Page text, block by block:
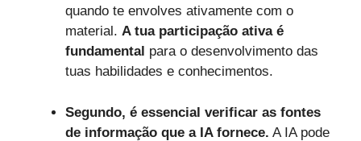
quando te envolves ativamente com o
material. A tua participação ativa é
fundamental para o desenvolvimento das
tuas habilidades e conhecimentos.
Segundo, é essencial verificar as fontes
de informação que a IA fornece. A IA pode